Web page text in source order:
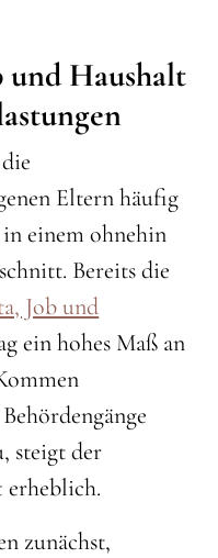
und Haushalt
Eltern häufig
einem ohnehin
Bereits die
Job und
ein hohes Maß an
steigt der
zunächst,